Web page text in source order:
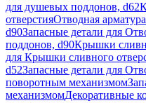
для душевых поддонов, d62
отверстияОтводная
d90Запасные детали для
поддонов, d90Крышки
для Крышки сливного
d52Запасные детали для
поворотным механизмом
механизмомДекоративные